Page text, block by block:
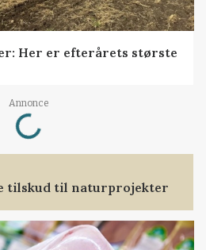
Her er efterårets største
Annonce
Loading...
tilskud til naturprojekter